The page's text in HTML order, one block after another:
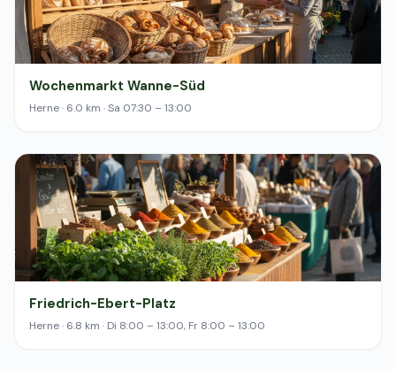
Wochenmarkt Wanne-Süd
Herne · 6.0 km · Sa 07:30 – 13:00
Friedrich-Ebert-Platz
Herne · 6.8 km · Di 8:00 – 13:00, Fr 8:00 – 13:00